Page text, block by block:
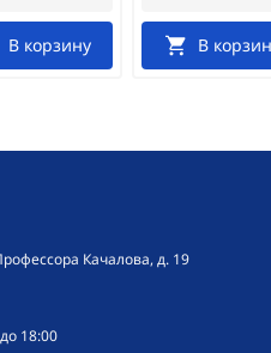
В корзину В
Качалова, д. 19
18:00